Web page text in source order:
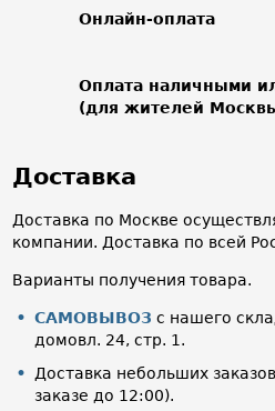
Онлайн-оплата
Оплата наличными
(для жителей
Доставка
Доставка по Москве
компании. Доставка по всей
Варианты получения товара.
САМОВЫВОЗ с нашего
домовл. 24, стр. 1.
Доставка небольших
заказе до 12:00).